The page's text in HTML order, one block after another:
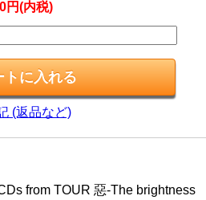
円(内税)
(返品など)
from TOUR 惡-The brightness